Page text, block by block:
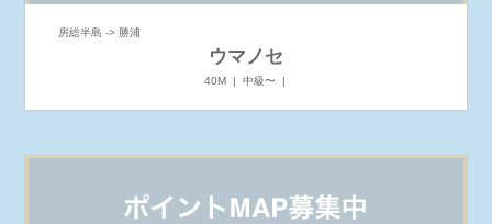
房総半島 -> 勝浦
ウマノセ
40M | 中級〜 |